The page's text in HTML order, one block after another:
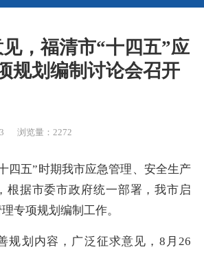
，福清市“十四五”应
规划编制讨论会召开
浏览量：2272
四五”时期我市应急管理、安全生产
根据市委市政府统一部署，我市启
专项规划编制工作。
规划内容，广泛征求意见， 8月26